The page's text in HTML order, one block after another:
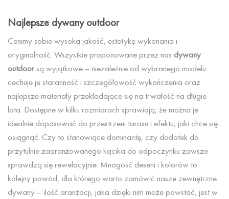
Najlepsze dywany outdoor
Cenimy sobie wysoką jakość, estetykę wykonania i
oryginalność. Wszystkie proponowane przez nas dywany
outdoorsą wyjątkowe – niezależnie od wybranego modelu
cechuje je staranność i szczegółowość wykończenia oraz
najlepsze materiały przekładające się na trwałość na długie
lata. Dostępne w kilku rozmiarach sprawiają, że można je
idealnie dopasować do przestrzeni tarasu i efektu, jaki chce się
osiągnąć. Czy to stanowiące dominantę, czy dodatek do
przytulnie zaaranżowanego kącika do odpoczynku zawsze
sprawdzą się rewelacyjnie. Mnogość deseni i kolorów to
kolejny powód, dla którego warto zamówić nasze zewnętrzne
dywany – ilość aranżacji, jaka dzięki nim może powstać, jest w